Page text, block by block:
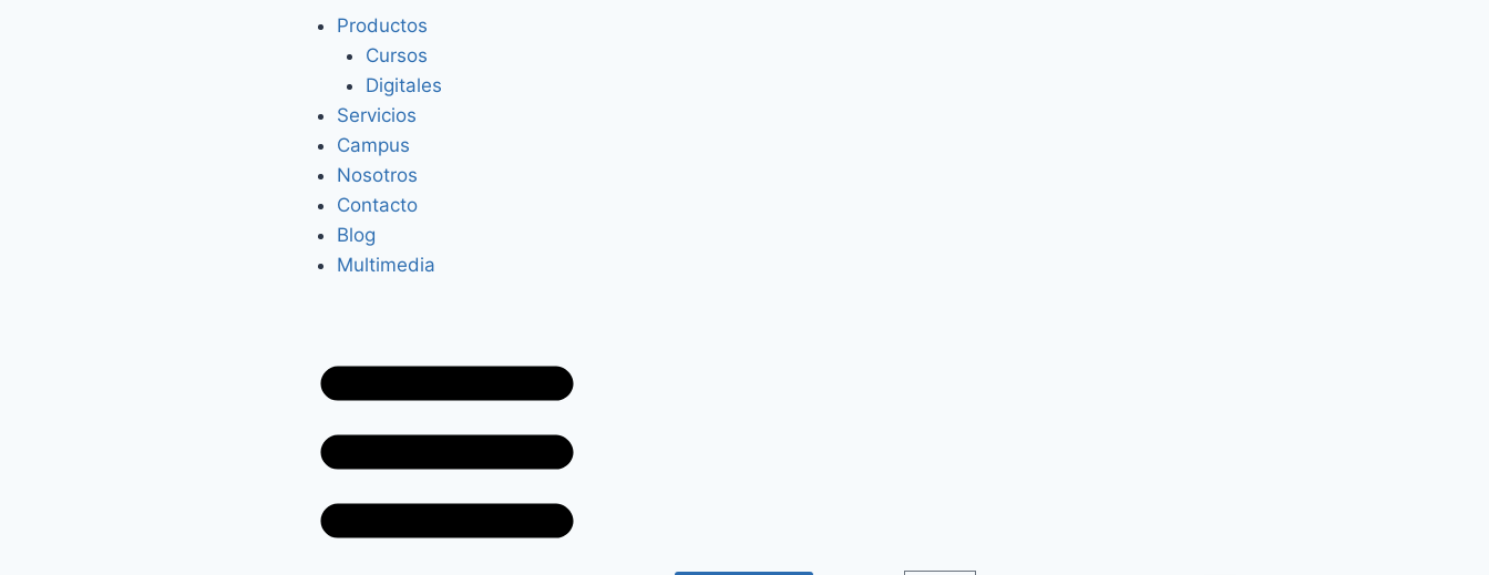
Productos
Cursos
Digitales
Servicios
Campus
Nosotros
Contacto
Blog
Multimedia